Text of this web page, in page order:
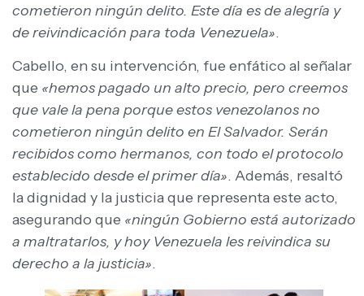
cometieron ningún delito. Este día es de alegría y
de reivindicación para toda Venezuela».
Cabello, en su intervención, fue enfático al señalar
que «hemos pagado un alto precio, pero creemos
que vale la pena porque estos venezolanos no
cometieron ningún delito en El Salvador. Serán
recibidos como hermanos, con todo el protocolo
establecido desde el primer día». Además, resaltó
la dignidad y la justicia que representa este acto,
asegurando que «ningún Gobierno está autorizado
a maltratarlos, y hoy Venezuela les reivindica su
derecho a la justicia».